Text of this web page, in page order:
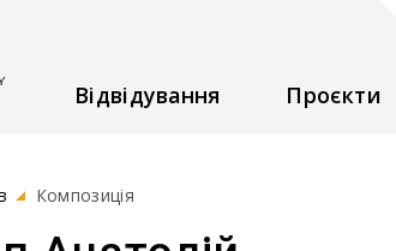
Відвідування Проєкти
Композиція